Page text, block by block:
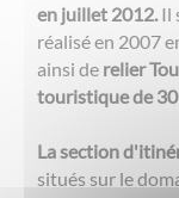
en juillet 2012.Il
réalisé en 2007
ainsi de relier
touristique de
La section
situés sur le